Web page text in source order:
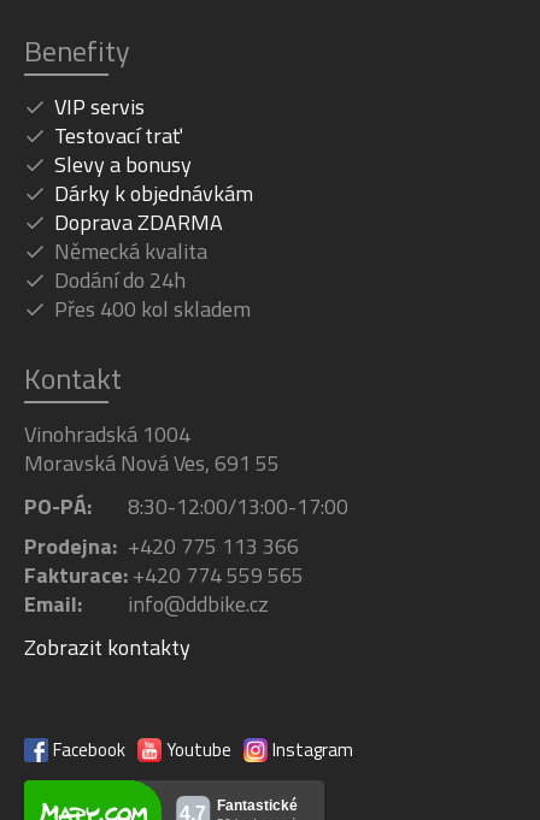
Benefity
VIP servis
Testovací trať
Slevy a bonusy
Dárky k objednávkám
Doprava ZDARMA
Německá kvalita
Dodání do 24h
Přes 400 kol skladem
Kontakt
Vinohradská 1004
Moravská Nová Ves, 691 55
PO-PÁ:
8:30-12:00/13:00-17:00
Prodejna: +420 775 113 366
Fakturace:+420 774 559 565
Email:
info@ddbike.cz
Zobrazit kontakty
Facebook Youtube Instagram